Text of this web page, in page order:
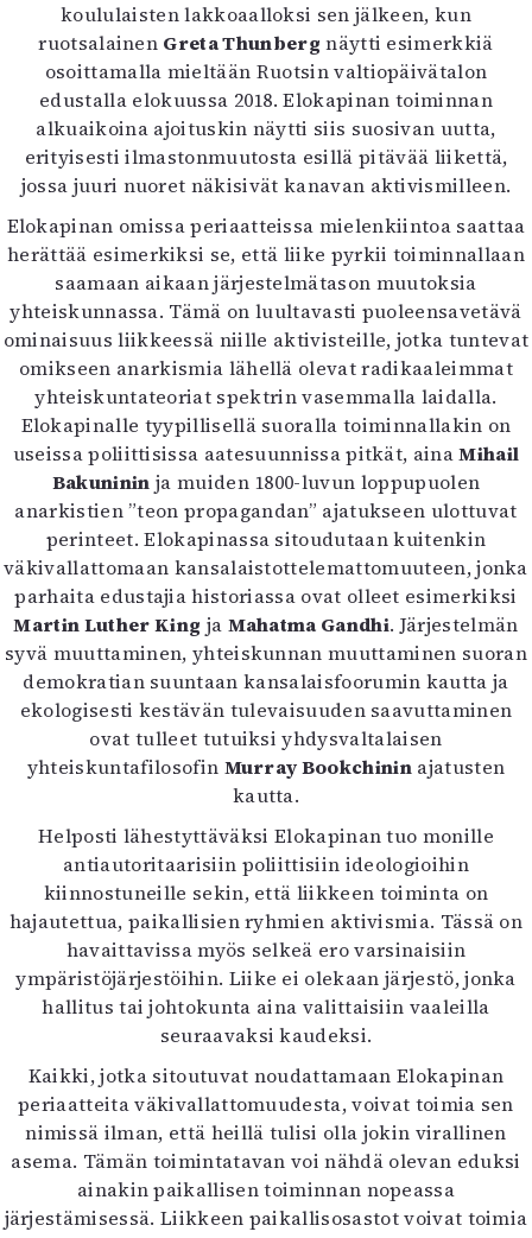
koululaisten lakkoaalloksi sen jälkeen, kun
ruotsalainen Greta Thunberg näytti esimerkkiä
osoittamalla mieltään Ruotsin valtiopäivätalon
edustalla elokuussa 2018. Elokapinan toiminnan
alkuaikoina ajoituskin näytti siis suosivan uutta,
erityisesti ilmastonmuutosta esillä pitävää liikettä,
jossa juuri nuoret näkisivät kanavan aktivismilleen.
Elokapinan omissa periaatteissa mielenkiintoa saattaa
herättää esimerkiksi se, että liike pyrkii toiminnallaan
saamaan aikaan järjestelmätason muutoksia
yhteiskunnassa. Tämä on luultavasti puoleensavetävä
ominaisuus liikkeessä niille aktivisteille, jotka tuntevat
omikseen anarkismia lähellä olevat radikaaleimmat
yhteiskuntateoriat spektrin vasemmalla laidalla.
Elokapinalle tyypillisellä suoralla toiminnallakin on
useissa poliittisissa aatesuunnissa pitkät, ainaMihail
Bakuninin ja muiden 1800-luvun loppupuolen
anarkistien ”teon propagandan” ajatukseen ulottuvat
perinteet. Elokapinassa sitoudutaan kuitenkin
väkivallattomaan kansalaistottelemattomuuteen, jonka
parhaita edustajia historiassa ovat olleet esimerkiksi
Martin Luther King ja Mahatma Gandhi. Järjestelmän
syvä muuttaminen, yhteiskunnan muuttaminen suoran
demokratian suuntaan kansalaisfoorumin kautta ja
ekologisesti kestävän tulevaisuuden saavuttaminen
ovat tulleet tutuiksi yhdysvaltalaisen
yhteiskuntafilosofin Murray Bookchininajatusten
kautta.
Helposti lähestyttäväksi Elokapinan tuo monille
antiautoritaarisiin poliittisiin ideologioihin
kiinnostuneille sekin, että liikkeen toiminta on
hajautettua, paikallisien ryhmien aktivismia. Tässä on
havaittavissa myös selkeä ero varsinaisiin
ympäristöjärjestöihin. Liike ei olekaan järjestö, jonka
hallitus tai johtokunta aina valittaisiin vaaleilla
seuraavaksi kaudeksi.
Kaikki, jotka sitoutuvat noudattamaan Elokapinan
periaatteita väkivallattomuudesta, voivat toimia sen
nimissä ilman, että heillä tulisi olla jokin virallinen
asema. Tämän toimintatavan voi nähdä olevan eduksi
ainakin paikallisen toiminnan nopeassa
järjestämisessä. Liikkeen paikallisosastot voivat toimia